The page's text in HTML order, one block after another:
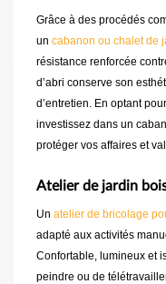
Grâce à des procédés
un cabanon ou chalet de
résistance renforcée
d’abri conserve son
d’entretien. En optant
investissez dans un
protéger vos affaires et
Atelier de jardin
Un atelier de bricolage
adapté aux activités
Confortable, lumineux et
peindre ou de